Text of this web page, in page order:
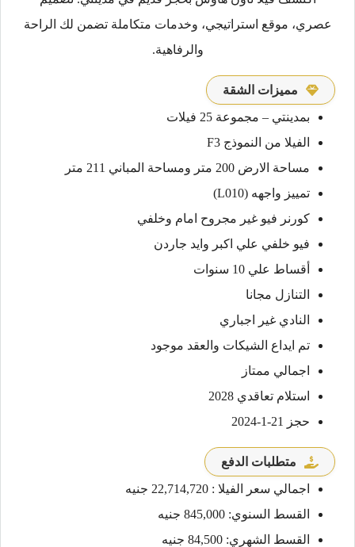
عصري، موقع استراتيجي، وخدمات متكاملة تضمن لك الراحة
والرفاهية.
مميزات الشقة
بمدينتي – مجموعة 25 فيلات
الفيلا من النموذج F3
مساحة الارض 200 متر ومساحة المباني 211 متر
تمييز واجهه (L010)
كورنر فيو غير مجروح امام وخلفي
فيو خلفي علي اكبر وايد جاردن
أقساط علي 10 سنوات
التنازل مجانا
النادي غير اجباري
تم ايداع الشيكات والعقد موجود
اجمالي ممتاز
استلام تعاقدي 2028
حجز 21-1-2024
متطلبات الدفع
اجمالي سعر الفيلا : 22,714,720 جنيه
القسط السنوي: 845,000 جنيه
القسط الشهري: 84,500 جنيه